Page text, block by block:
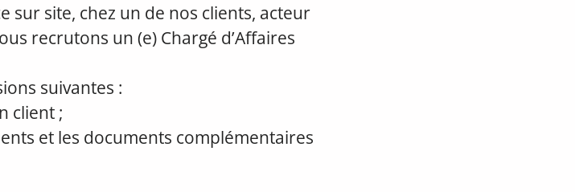
sur site, chez un de nos clients, acteur
recrutons un (e) Chargé d’Affaires
suivantes :
client ;
et les documents complémentaires